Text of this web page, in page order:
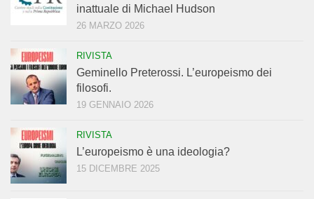
inattuale di Michael Hudson
26 MARZO 2026
RIVISTA
Geminello Preterossi. L’europeismo dei
filosofi.
19 GENNAIO 2026
RIVISTA
L’europeismo è una ideologia?
15 DICEMBRE 2025